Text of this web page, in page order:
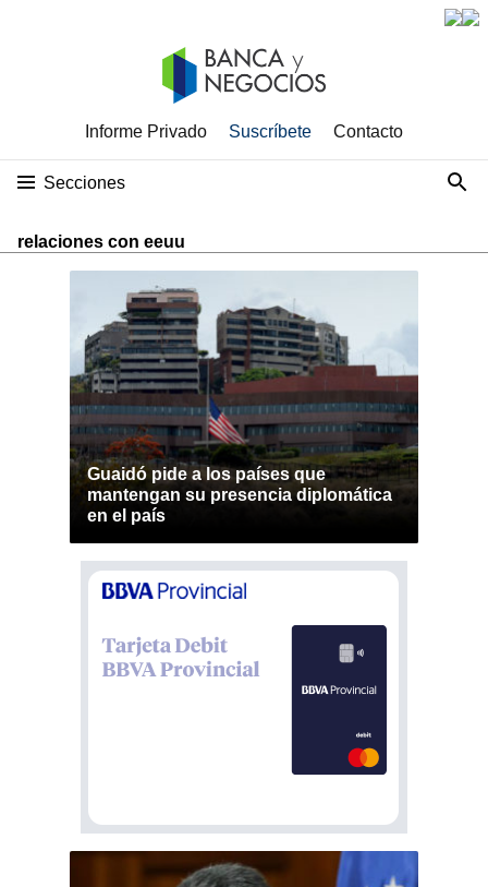
Informe Privado Suscríbete Contacto
Secciones
relaciones con eeuu
Guaidó pide a los países que
mantengan su presencia diplomática
en el país